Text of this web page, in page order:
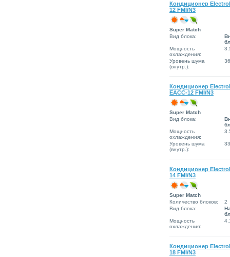
Кондиционер
12 FMI/N3
Super Match
Вид блока:
Мощность
охлаждения:
Уровень шума
(внутр.):
Кондиционер
EACС-12 FMI/N3
Super Match
Вид блока:
Мощность
охлаждения:
Уровень шума
(внутр.):
Кондиционер
14 FMI/N3
Super Match
Количество блоков:
2
Вид блока:
Мощность
охлаждения:
Кондиционер
18 FMI/N3